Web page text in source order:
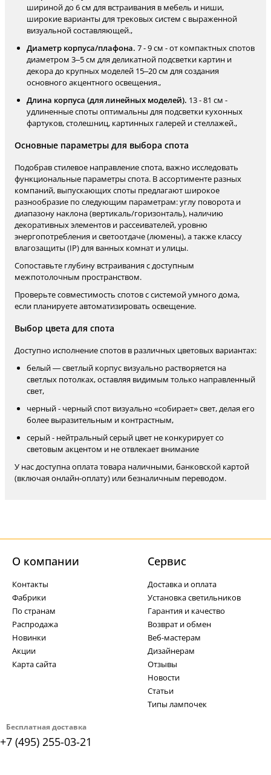
шириной до 6 см для встраивания в мебель и ниши,
широкие варианты для трековых систем с выраженной
визуальной составляющей.,
Диаметр корпуса/плафона. 7 - 9 см - от компактных спотов
диаметром 3–5 см для деликатной подсветки картин и
декора до крупных моделей 15–20 см для создания
основного акцентного освещения.,
Длина корпуса (для линейных моделей). 13 - 81 см -
удлиненные споты оптимальны для подсветки кухонных
фартуков, столешниц, картинных галерей и стеллажей.,
Основные параметры для выбора спота
Подобрав стилевое направление спота, важно исследовать
функциональные параметры спота. В ассортименте разных
компаний, выпускающих споты предлагают широкое
разнообразие по следующим параметрам: углу поворота и
диапазону наклона (вертикаль/горизонталь), наличию
декоративных элементов и рассеивателей, уровню
энергопотребления и светоотдаче (люмены), а также классу
влагозащиты (IP) для ванных комнат и улицы.
Сопоставьте глубину встраивания с доступным
межпотолочным пространством.
Проверьте совместимость спотов с системой умного дома,
если планируете автоматизировать освещение.
Выбор цвета для спота
Доступно исполнение спотов в различных цветовых вариантах:
белый — светлый корпус визуально растворяется на
светлых потолках, оставляя видимым только направленный
свет,
черный - черный спот визуально «собирает» свет, делая его
более выразительным и контрастным,
серый - нейтральный серый цвет не конкурирует со
световым акцентом и не отвлекает внимание
У нас доступна оплата товара наличными, банковской картой
(включая онлайн-оплату) или безналичным переводом.
Бесплатная доставка
+7 (495) 255-03-21
О компании
Контакты
Фабрики
По странам
Распродажа
Новинки
Акции
Карта сайта
Cервис
Доставка и оплата
Установка светильников
Гарантия и качество
Возврат и обмен
Веб-мастерам
Дизайнерам
Отзывы
Новости
Статьи
Типы лампочек